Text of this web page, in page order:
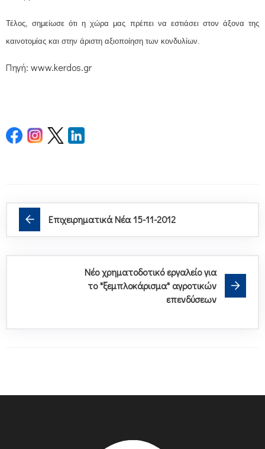
Τέλος, σημείωσε ότι η χώρα μας πρέπει να εστιάσει στον άξονα της
καινοτομίας και στην άριστη αξιοποίηση των κονδυλίων.
Πηγή: www.kerdos.gr
Επιχειρηματικά Νέα 15-11-2012
Νέο χρηματοδοτικό εργαλείο για
το "ξεμπλοκάρισμα" αγροτικών
επενδύσεων